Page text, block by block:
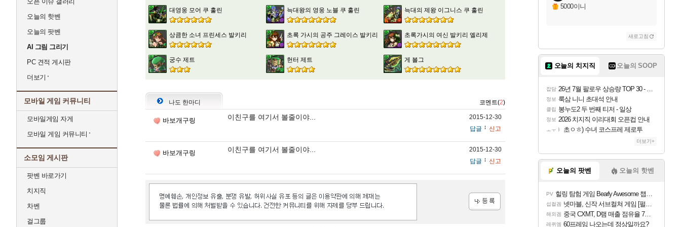
오늘의 핫벤
오늘의 팟벤
AI 그림 그리기
PC 견적 게시판
더보기
모바일 게임 커뮤니티
모바일게임 자게
모바일 게임 커뮤니티
소모임 게시판
팟벤 바로가기
치지직
차벤
걸그룹
대영웅 모어 쿠 훌린 늑대왕의 영웅 노블 쿠 훌린 늑대의 제왕 이그니스 쿠 훌린
상큼한 소녀 프린세스 발키리 초록 가시의 공주 그레이스 발키리 초록가시의 여신 발키리 엘리제
궁수 제트 헌터 제트 게 볼그
나도 한마디 코멘트(2)
바보개구링 이친구를 여기서 볼줄이야...
2015-12-30
답글
신고
바보개구링 이친구를 여기서 볼줄이야...
2015-12-30
답글
신고
5000이니
새로고침
오늘의 치지직 오늘의 SOOP
잡담 26년 7월 팔로우 상승량 TOP 30 - 월간 치지직
정보 룩삼 니니 초대석 안내
클립 봉누도2 두 번째 티저 - 일상
정보 2026 치지직 이리대회 오픈컵 안내
ㅗㅜㅑ 초ㅇㅎ) 수녀 코스프레 제로투
더보기+
오늘의 팟벤 오늘의 핫벤
PV 힐링 탐험 게임 Bearly Awesome 챕터 1 트레일러
섭컬겜 넷마블, 신작 서브컬쳐 게임 [펄 인 블루] 티저 사이트 오픈
해외겜 중국 CXMT, D램 매출 점유율 7%…글로벌 4위로 부상
레퀴엠 60프레임 나오는데 정상일까요?